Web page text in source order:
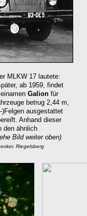
MLKW 17 lautete:
ab 1959, findet
Galion für
betrug 2,44 m,
)Felgen ausgestattet
Anhand dieser
den ähnlich
Bild weiter oben)
Riegelsberg